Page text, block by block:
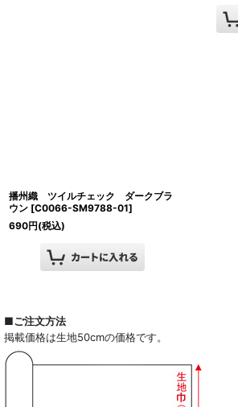
播州織 ツイルチェック ダークブラ
ウン [C0066-SM9788-01]
690円(税込)
■ご注文方法
掲載価格は生地50cmの価格です。